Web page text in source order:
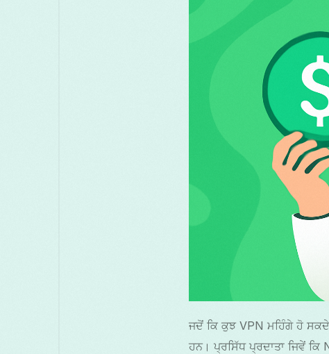
ਜਦੋਂ ਕਿ ਕੁਝ VPN ਮਹਿੰਗੇ ਹੋ
ਹਨ। ਪ੍ਰਸਿੱਧ ਪ੍ਰਦਾਤਾ ਜਿਵੇਂ